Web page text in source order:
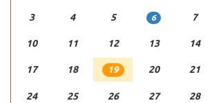
3 4 5 6 7
10 11 12 13 14
17 18 19 20 21
24 25 26 27 28